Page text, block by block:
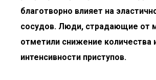
благотворно влияет на
сосудов. Люди, страдающие от
отметили снижение количества
интенсивности приступов.